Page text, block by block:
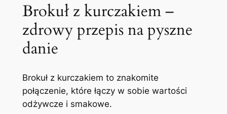
Brokuł z kurczakiem –
zdrowy przepis na pyszne
danie
Brokuł z kurczakiem to znakomite
połączenie, które łączy w sobie wartości
odżywcze i smakowe.